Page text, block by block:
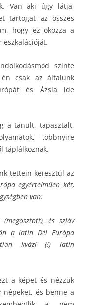
Van aki úgy látja,
tartogat az összes
hogy ez okozza a
eszkalációját.
szinte
én csak az általunk
és Ázsia ide
a tanult, tapasztalt,
többnyire
táplálkoznak.
tettein keresztül az
egyértelműen két,
van:
(megosztott), és szláv
a latin Dél Európa
kvázi (!) latin
a képet és nézzük
népeket, és benne a